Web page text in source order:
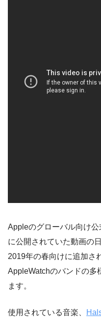
Appleのグローバル向け
に公開されていた動画の
2019年の春向けに追加さ
AppleWatchのバンドの多
ます。
使用されている音楽、